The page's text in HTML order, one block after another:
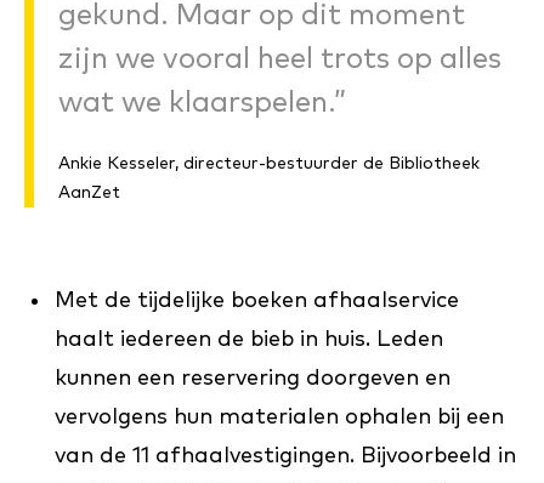
gekund. Maar op dit moment
zijn we vooral heel trots op alles
wat we klaarspelen.”
Ankie Kesseler, directeur-bestuurder de Bibliotheek
AanZet
Met de tijdelijke boeken afhaalservice
haalt iedereen de bieb in huis. Leden
kunnen een reservering doorgeven en
vervolgens hun materialen ophalen bij een
van de 11 afhaalvestigingen. Bijvoorbeeld in